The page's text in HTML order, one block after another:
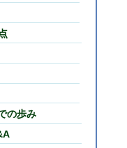
の歩み